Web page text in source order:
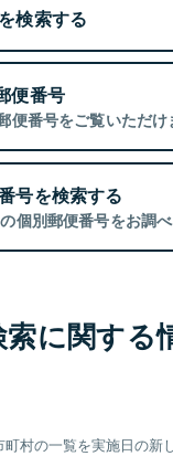
検索する
便番号
便番号をご覧いただけ
号を検索する
個別郵便番号をお調べ
に関する
村の一覧を実施日の新